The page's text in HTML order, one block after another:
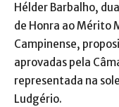
Hélder Barbalho,
de Honra ao Mérito
Campinense,
aprovadas pela
representada na
Ludgério.